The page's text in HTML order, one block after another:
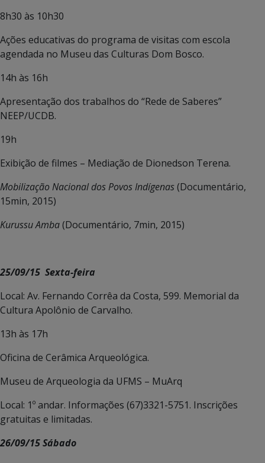
8h30 às 10h30
Ações educativas do programa de visitas com escola
agendada no Museu das Culturas Dom Bosco.
14h às 16h
Apresentação dos trabalhos do “Rede de Saberes”
NEEP/UCDB.
19h
Exibição de filmes – Mediação de Dionedson Terena.
Mobilização Nacional dos Povos Indígenas(Documentário,
15min, 2015)
Kurussu Amba(Documentário, 7min, 2015)
25/09/15 Sexta-feira
Local: Av. Fernando Corrêa da Costa, 599. Memorial da
Cultura Apolônio de Carvalho.
13h às 17h
Oficina de Cerâmica Arqueológica.
Museu de Arqueologia da UFMS – MuArq
Local: 1º andar. Informações (67)3321-5751. Inscrições
gratuitas e limitadas.
26/09/15 Sábado